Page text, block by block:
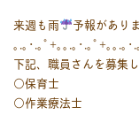
来週も雨
予報があり
｡.｡･.｡ﾟ+｡｡.｡･.｡ﾟ+｡｡.｡･
下記、職員さんを募集
○保育士
○作業療法士